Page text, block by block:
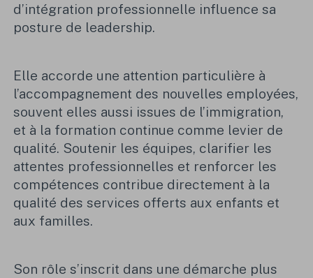
d’intégration professionnelle influence sa
posture de leadership.
Elle accorde une attention particulière à
l’accompagnement des nouvelles employées,
souvent elles aussi issues de l’immigration,
et à la formation continue comme levier de
qualité. Soutenir les équipes, clarifier les
attentes professionnelles et renforcer les
compétences contribue directement à la
qualité des services offerts aux enfants et
aux familles.
Son rôle s’inscrit dans une démarche plus